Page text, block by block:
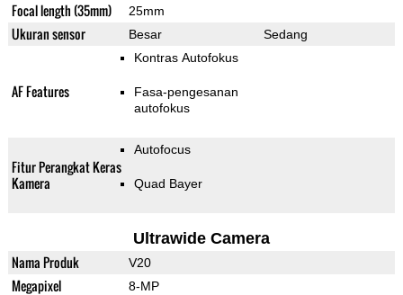
Focal length (35mm) 25mm
Ukuran sensor Besar Sedang
AF Features
Kontras Autofokus
Fasa-pengesanan
autofokus
Fitur Perangkat Keras
Kamera
Autofocus
Quad Bayer
Ultrawide Camera
Nama Produk V20
Megapixel 8-MP